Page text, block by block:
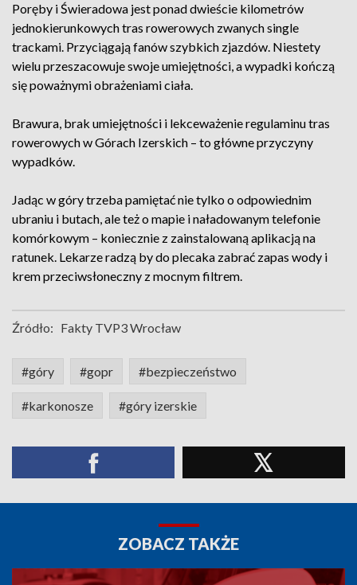
Poręby i Świeradowa jest ponad dwieście kilometrów
jednokierunkowych tras rowerowych zwanych single
trackami. Przyciągają fanów szybkich zjazdów. Niestety
wielu przeszacowuje swoje umiejętności, a wypadki kończą
się poważnymi obrażeniami ciała.
Brawura, brak umiejętności i lekceważenie regulaminu tras
rowerowych w Górach Izerskich – to główne przyczyny
wypadków.
Jadąc w góry trzeba pamiętać nie tylko o odpowiednim
ubraniu i butach, ale też o mapie i naładowanym telefonie
komórkowym – koniecznie z zainstalowaną aplikacją na
ratunek. Lekarze radzą by do plecaka zabrać zapas wody i
krem przeciwsłoneczny z mocnym filtrem.
Źródło: Fakty TVP3 Wrocław
#góry #gopr #bezpieczeństwo
#karkonosze #góry izerskie
ZOBACZ TAKŻE